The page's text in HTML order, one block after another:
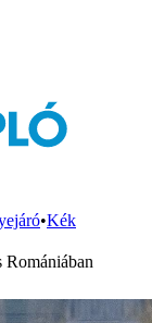
•Kék
Romániában